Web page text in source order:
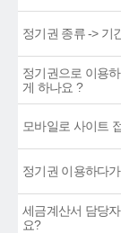
정기권 종류 -> 기
정기권으로 이용
게 하나요 ?
모바일로 사이트
정기권 이용하다
세금계산서 담당
요?